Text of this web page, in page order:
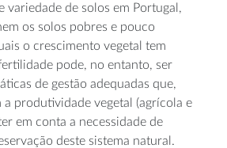
variedade de solos em Portugal,
os solos pobres e pouco
o crescimento vegetal tem
pode, no entanto, ser
de gestão adequadas que,
a produtividade vegetal (agrícola e
em conta a necessidade de
deste sistema natural.